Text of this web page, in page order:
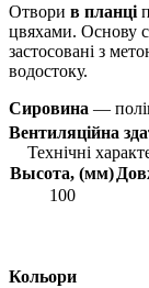
Отвори в планці
цвяхами. Основу
застосовані з
водостоку.
Сировина —
Вентиляційна
Технічні
Высота, (мм)
100
Кольори